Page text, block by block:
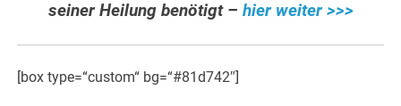
seiner Heilung benötigt – hier weiter >>>
[box type=“custom“ bg=“#81d742″]